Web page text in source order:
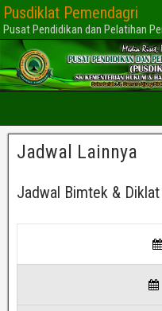
Pusdiklat Pemendagri
Pusat Pendidikan dan Pelatihan
Jadwal Lainnya
Jadwal Bimtek & Diklat